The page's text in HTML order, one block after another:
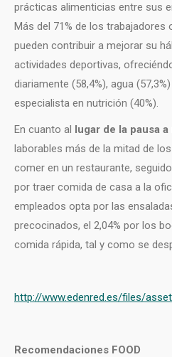
prácticas alimenticias entre sus
Más del 71% de los trabajadores
pueden contribuir a mejorar su
actividades deportivas,
diariamente (58,4%), agua
especialista en nutrición (40%).
En cuanto al lugar de la pausa
laborables más de la mitad de
comer en un restaurante,
por traer comida de casa a la
empleados opta por las
precocinados, el 2,04% por los
comida rápida, tal y como se
http://www.edenred.es/files/
Recomendaciones FOOD